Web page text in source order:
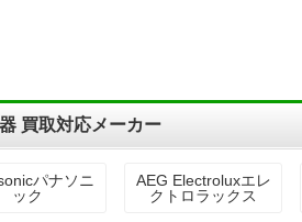
買取対応メーカー
パナソニ
ック
AEG Electroluxエレ
クトロラックス